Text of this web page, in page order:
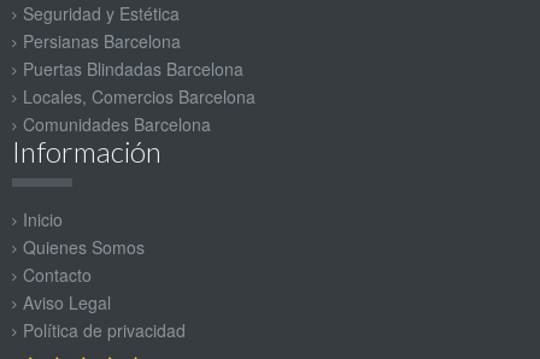
Seguridad y Estética
Persianas Barcelona
Puertas Blindadas Barcelona
Locales, Comercios Barcelona
Comunidades Barcelona
Información
Inicio
Quienes Somos
Contacto
Aviso Legal
Política de privacidad